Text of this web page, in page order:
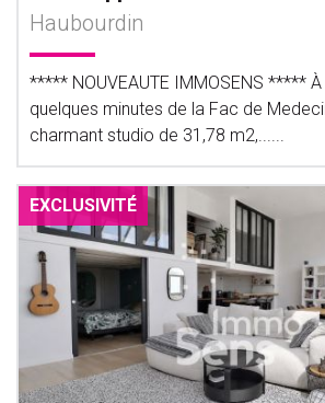
Haubourdin
***** NOUVEAUTE IMMOSENS *****
quelques minutes de la Fac de
charmant studio de 31,78 m2,......
EXCLUSIVITÉ